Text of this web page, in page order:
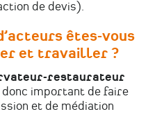
de devis).
êtes-vous
et travailler ?
restaurateur
donc important de faire
et de médiation